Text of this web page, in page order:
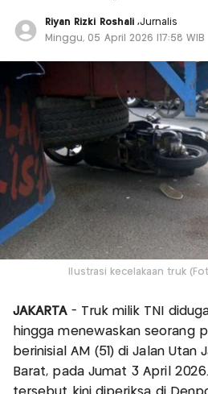
Riyan Rizki Roshali ,Jurnalis
Minggu, 05 April 2026 |17:58 WIB
Ilustrasi kecelakaan truk
JAKARTA - Truk milik TNI
hingga menewaskan seorang
berinisial AM (51) di Jalan Utan
Barat, pada Jumat 3 April